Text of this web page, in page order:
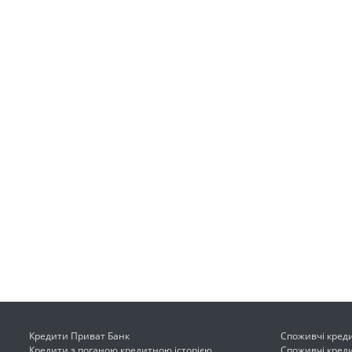
Кредити Приват Банк
Споживчі